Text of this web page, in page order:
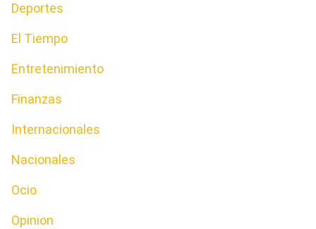
Deportes
El Tiempo
Entretenimiento
Finanzas
Internacionales
Nacionales
Ocio
Opinion